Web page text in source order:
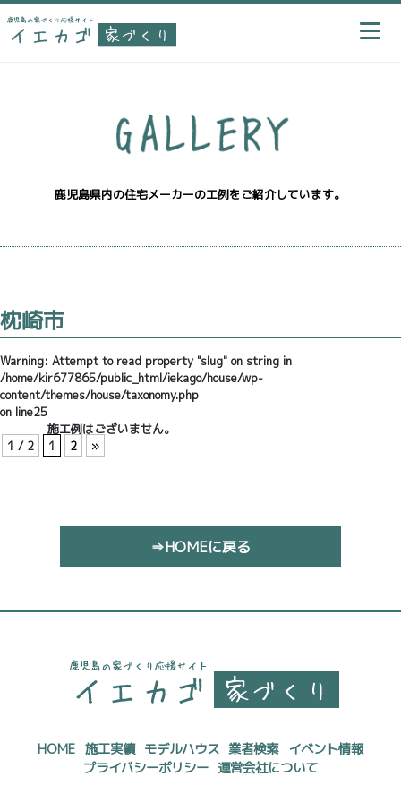
鹿児島県内の住宅メーカーの工例をご紹介しています。
枕崎市
Warning: Attempt to read property "slug" on string in
/home/kir677865/public_html/iekago/house/wp-
content/themes/house/taxonomy.php
on line25
施工例はございません。
1 / 2
1 2 »
⇒HOMEに戻る
HOME 施工実績 モデルハウス 業者検索 イベント情報
プライバシーポリシー 運営会社について